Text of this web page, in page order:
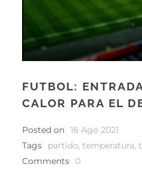
FUTBOL:
CALOR PARA EL
Posted on 16 Ago 2021
Tags
partido, temperatura,
Comments
0